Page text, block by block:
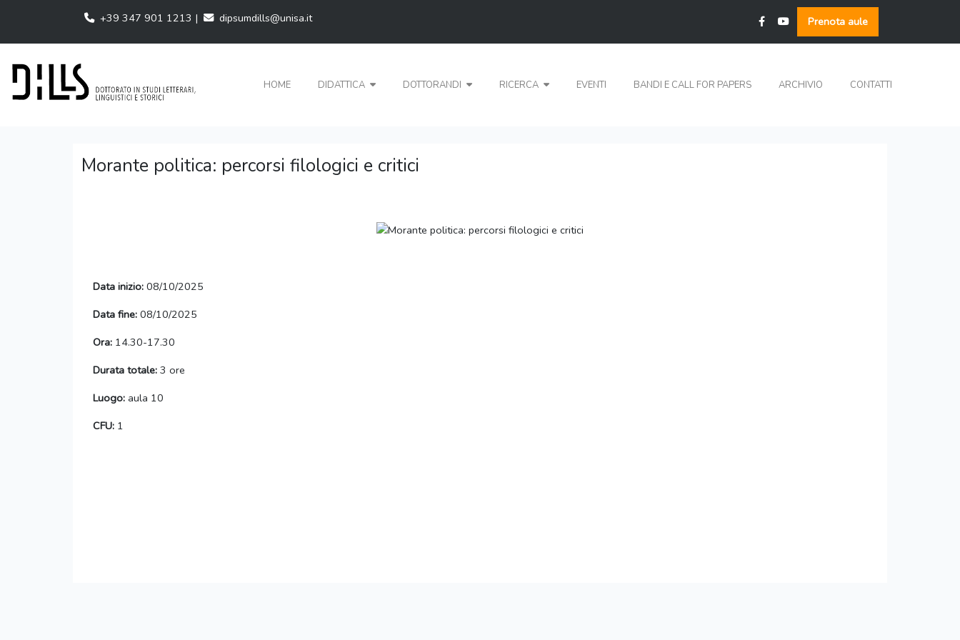
+39 347 901 1213 | dipsumdills@unisa.it Prenota aule
HOME DIDATTICA DOTTORANDI RICERCA EVENTI BANDI E CALL FOR PAPERS ARCHIVIO CONTATTI
Morante politica: percorsi filologici e critici
Data inizio: 08/10/2025
Data fine: 08/10/2025
Ora: 14.30-17.30
Durata totale: 3 ore
Luogo: aula 10
CFU: 1